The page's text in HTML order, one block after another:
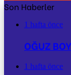
Son Haberler
1 hafta önce
OĞUZ
1 hafta önce